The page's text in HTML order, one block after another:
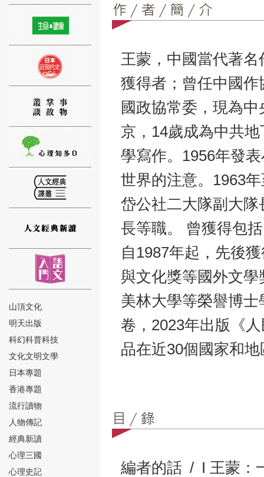
⑫
⑬
⑭
山頂文化
明天出版
科幻科普科技
文化文明文學
日本專題
香港專題
流行讀物
人物傳記
經典新讀
心理三國
心理史記
王蒙，中國當代著
獲得者；曾任中國
國政協常委，現為
京，14歲成為中共
學寫作。1956年發
世界的注意。1963
岱公社二大隊副大
長等職。 曾獲得包
自1987年起，先後
與文化獎等國外文
美林大學等榮譽博
卷，2023年出版《
品在近30個國家和
編者的話 / I 王蒙：